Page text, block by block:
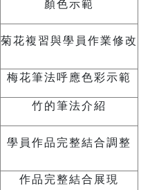
顏色示範
菊花複習與學員作業修改
梅花筆法呼應色彩示範
竹的筆法介紹
學員作品完整結合調整
作品完整結合展現